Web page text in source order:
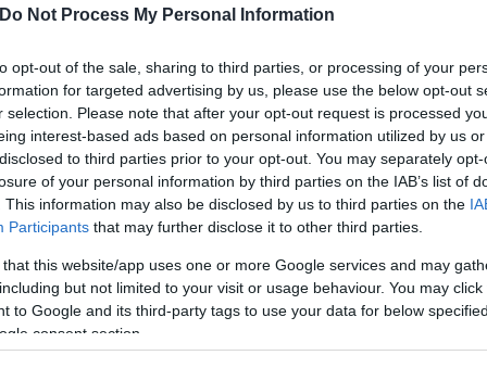
Do Not Process My Personal Information
opt-out of the sale, sharing to third parties, or processing of your
for targeted advertising by us, please use the below opt-out
selection. Please note that after your opt-out request is processed
interest-based ads based on personal information utilized by us
to third parties prior to your opt-out. You may separately
of your personal information by third parties on the IAB’s list of
This information may also be disclosed by us to third parties on the
Participants that may further disclose it to other third parties.
that this website/app uses one or more Google services and may
but not limited to your visit or usage behaviour. You may
to Google and its third-party tags to use your data for below
consent section.
αγοράς ενώ και η ΠΟΜΙΔΑ έχει ζητήσει
την αύξηση του μέχρι σήμερα χαμηλού
καταστροφών που χαρακτηρίζει την Ελλάδα
ανέρχεται σε 40 εκατομμύρια
υψηλό ποσοστό ιδιοκατοίκησης στην Ελλάδα,
κινδύνου φυσικών καταστροφών και τα
Σύμφωνα με την ΠΟΜΙΔΑ στη χώρα μας
μόνον 1.074.053.